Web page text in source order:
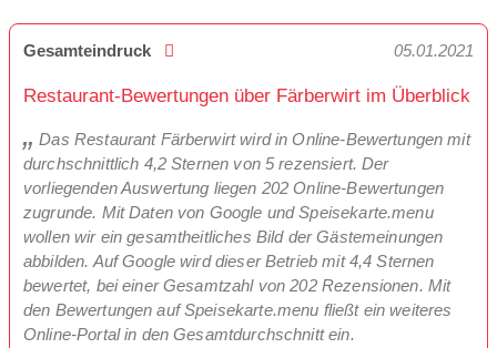
Gesamteindruck 05.01.2021
Restaurant-Bewertungen über Färberwirt im Überblick
Das Restaurant Färberwirt wird in Online-Bewertungen mit
durchschnittlich 4,2 Sternen von 5 rezensiert. Der
vorliegenden Auswertung liegen 202 Online-Bewertungen
zugrunde. Mit Daten von Google und Speisekarte.menu
wollen wir ein gesamtheitliches Bild der Gästemeinungen
abbilden. Auf Google wird dieser Betrieb mit 4,4 Sternen
bewertet, bei einer Gesamtzahl von 202 Rezensionen. Mit
den Bewertungen auf Speisekarte.menu fließt ein weiteres
Online-Portal in den Gesamtdurchschnitt ein.